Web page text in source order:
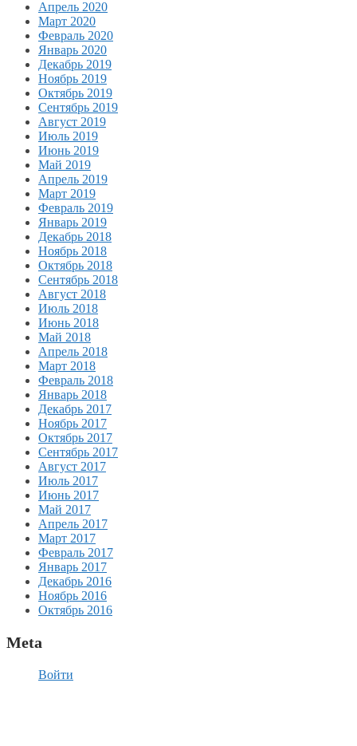
Апрель 2020
Март 2020
Февраль 2020
Январь 2020
Декабрь 2019
Ноябрь 2019
Октябрь 2019
Сентябрь 2019
Август 2019
Июль 2019
Июнь 2019
Май 2019
Апрель 2019
Март 2019
Февраль 2019
Январь 2019
Декабрь 2018
Ноябрь 2018
Октябрь 2018
Сентябрь 2018
Август 2018
Июль 2018
Июнь 2018
Май 2018
Апрель 2018
Март 2018
Февраль 2018
Январь 2018
Декабрь 2017
Ноябрь 2017
Октябрь 2017
Сентябрь 2017
Август 2017
Июль 2017
Июнь 2017
Май 2017
Апрель 2017
Март 2017
Февраль 2017
Январь 2017
Декабрь 2016
Ноябрь 2016
Октябрь 2016
Meta
Войти